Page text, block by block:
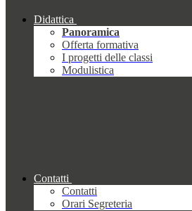
Didattica
Panoramica
Offerta formativa
I progetti delle classi
Modulistica
Contatti
Contatti
Orari Segreteria